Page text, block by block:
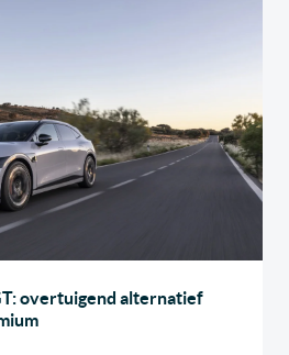
overtuigend alternatief